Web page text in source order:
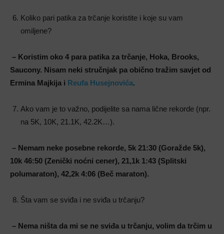
Koliko pari patika za trčanje koristite i koje su vam
omiljene?
– Koristim oko 4 para patika za trčanje, Hoka, Brooks,
Saucony. Nisam neki stručnjak pa obično tražim savjet od
Ermina Majkija i Reufa Husejnovića.
Ako vam je to važno, podijelite sa nama lične rekorde (npr.
na 5K, 10K, 21.1K, 42.2K…).
– Nemam neke posebne rekorde, 5k 21:30 (Goražde 5k),
10k 46:50 (Zenički noćni cener), 21,1k 1:43 (Splitski
polumaraton), 42,2k 4:06 (Beč maraton).
Šta vam se sviđa i ne sviđa u trčanju?
– Nema ništa da mi se ne sviđa u trčanju, volim da trčim u